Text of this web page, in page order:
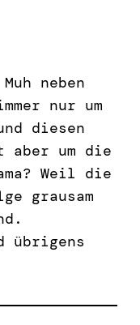
neben
nur um
diesen
aber um die
Weil die
grausam
übrigens